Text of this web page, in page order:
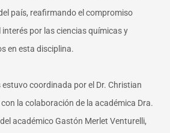
país, reafirmando el compromiso
por las ciencias químicas y
en esta disciplina.
coordinada por el Dr. Christian
la colaboración de la académica Dra.
académico Gastón Merlet Venturelli,